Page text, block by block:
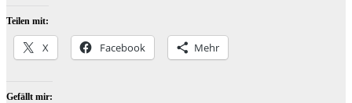
Teilen mit:
X Facebook Mehr
Gefällt mir: